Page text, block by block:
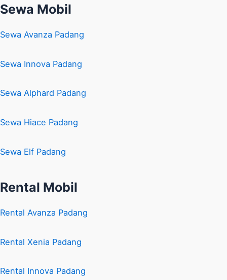
Sewa Mobil
Sewa Avanza Padang
Sewa Innova Padang
Sewa Alphard Padang
Sewa Hiace Padang
Sewa Elf Padang
Rental Mobil
Rental Avanza Padang
Rental Xenia Padang
Rental Innova Padang